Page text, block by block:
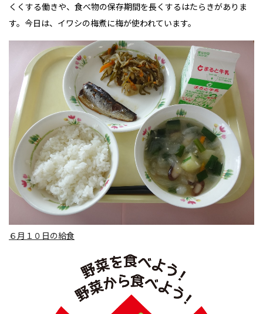
くくする働きや、食べ物の保存期間を長くするはたらきがありま
す。 今日は、イワシの梅煮に梅が使われています。
６月１０日の給食